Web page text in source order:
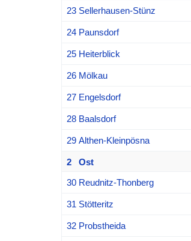
23 Sellerhausen-Stünz
24 Paunsdorf
25 Heiterblick
26 Mölkau
27 Engelsdorf
28 Baalsdorf
29 Althen-Kleinpösna
2 Ost
30 Reudnitz-Thonberg
31 Stötteritz
32 Probstheida